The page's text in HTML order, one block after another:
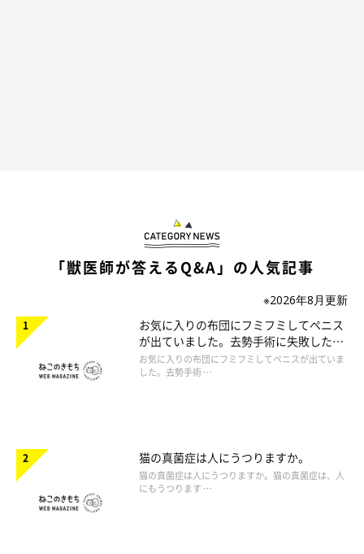
「獣医師が答えるQ&A」の人気記事
※2026年8月更新
お気に入りの布団にフミフミしてペニス
が出ていました。去勢手術に失敗したの
でしょうか。
お気に入りの布団にフミフミしてペニスが出ていま
した。去勢手術 …
猫の真菌症は人にうつりますか。
猫の真菌症は人にうつりますか。猫の真菌症は、人
にもうつります …